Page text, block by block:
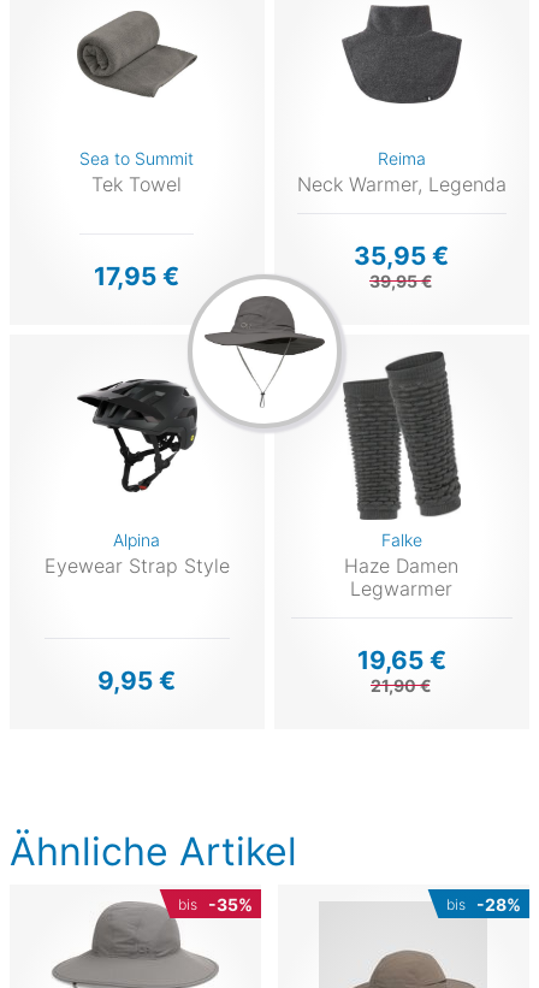
Sea to Summit
Tek Towel
17,95 €
Reima
Neck Warmer, Legenda
35,95 €
39,95 €
Alpina
Eyewear Strap Style
9,95 €
Falke
Haze Damen
Legwarmer
19,65 €
21,90 €
Ähnliche Artikel
bis -35% bis -28%